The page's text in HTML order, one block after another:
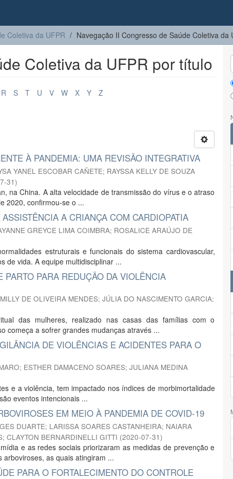
Coletiva da UFPR Navegação II Congresso de Saúde Coletiva da
Coletiva da UFPR por título
R S T U V W X Y Z
À PANDEMIA: UMA REVISÃO INTEGRATIVA
YANEL ESCOBAR CAÑETE; RAYSSA KELLY DE SOUZA
31)
na China. A alta velocidade de transmissão do vírus e o atraso
2020, confirmou-se o ...
A CRIANÇA COM CARDIOPATIA
GREYCE LIMA COIMBRA; ROSALICE ARAÚJO DE
estruturais e funcionais do sistema cardiovascular,
de vida. A equipe multidisciplinar ...
PARA REDUÇÃO DA VIOLÊNCIA
DE OLIVEIRA MENDES; JÚLIA DO NASCIMENTO GARCIA;
das mulheres, realizado nas casas das famílias com o
começa a sofrer grandes mudanças através ...
DE VIOLÊNCIAS E ACIDENTES PARA O
; ESTHER DAMACENO SOARES; JULIANA MEDINA
e a violência, tem impactado nos índices de morbimortalidade
eventos intencionais ...
EM MEIO À PANDEMIA DE COVID-19
DUARTE; LARISSA SOARES CASTANHEIRA; NAIARA
; CLAYTON BERNARDINELLI GITTI (2020-07-31)
e as redes sociais priorizaram as medidas de prevenção e
as quais atingiram ...
PARA O FORTALECIMENTO DO CONTROLE